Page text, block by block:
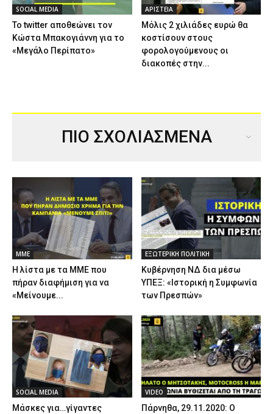
SOCIAL MEDIA
Το twitter αποθεώνει τον
Κώστα Μπακογιάννη για το
«Μεγάλο Περίπατο»
ΑΡΙΣΤΕΙΑ
Μόλις 2 χιλιάδες ευρώ θα
κοστίσουν στους
φορολογούμενους οι
διακοπές στην...
ΠΙΟ ΣΧΟΛΙΑΣΜΕΝΑ
ΜΜΕ
Η λίστα με τα ΜΜΕ που
πήραν διαφήμιση για να
«Μείνουμε...
ΕΞΩΤΕΡΙΚΗ ΠΟΛΙΤΙΚΗ
Κυβέρνηση ΝΔ δια μέσω
ΥΠΕΞ: «Ιστορική η Συμφωνία
των Πρεσπών»
SOCIAL MEDIA
Μάσκες για…γίγαντες
VIDEO
Πάρνηθα, 29.11.2020: Ο